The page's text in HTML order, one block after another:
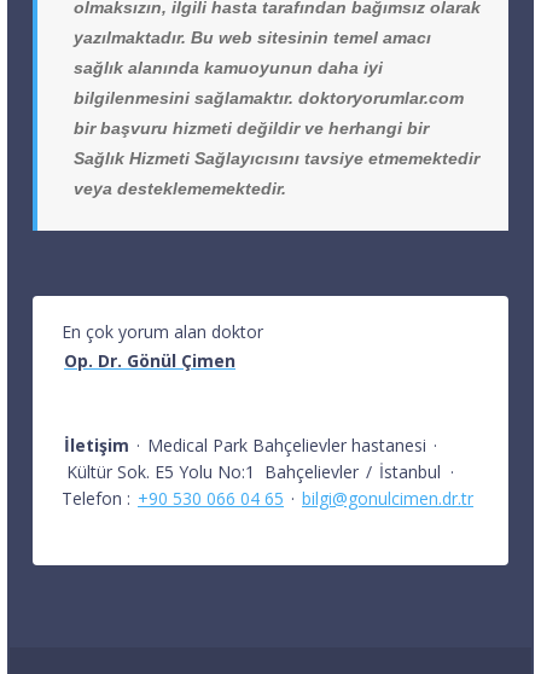
olmaksızın, ilgili hasta tarafından bağımsız olarak
yazılmaktadır. Bu web sitesinin temel amacı
sağlık alanında kamuoyunun daha iyi
bilgilenmesini sağlamaktır. doktoryorumlar.com
bir başvuru hizmeti değildir ve herhangi bir
Sağlık Hizmeti Sağlayıcısını tavsiye etmemektedir
veya desteklememektedir.
En çok yorum alan doktor
Op. Dr. Gönül Çimen
İletişim · Medical Park Bahçelievler hastanesi ·
Kültür Sok. E5 Yolu No:1
Bahçelievler / İstanbul ·
Telefon : +90 530 066 04 65 · bilgi@gonulcimen.dr.tr